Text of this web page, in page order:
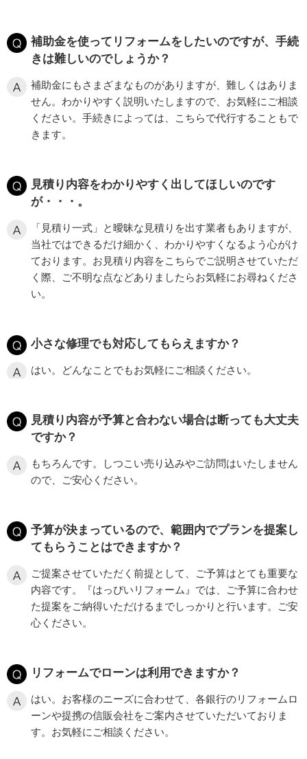
補助金を使ってリフォームをしたいのですが、手続
きは難しいのでしょうか？
補助金にもさまざまなものがありますが、難しくはありま
せん。わかりやすく説明いたしますので、お気軽にご相談
ください。手続きによっては、こちらで代行することもで
きます。
見積り内容をわかりやすく出してほしいのです
が・・・。
「見積り一式」と曖昧な見積りを出す業者もありますが、
当社ではできるだけ細かく、わかりやすくなるよう心がけ
ております。お見積り内容をこちらでご説明させていただ
く際、ご不明な点などありましたらお気軽にお尋ねくださ
い。
小さな修理でも対応してもらえますか？
はい。どんなことでもお気軽にご相談ください。
見積り内容が予算と合わない場合は断っても大丈夫
ですか？
もちろんです。しつこい売り込みやご訪問はいたしません
ので、ご安心ください。
予算が決まっているので、範囲内でプランを提案し
てもらうことはできますか？
ご提案させていただく前提として、ご予算はとても重要な
内容です。『はっぴいリフォーム』では、ご予算に合わせ
た提案をご納得いただけるまでしっかりと行います。ご安
心ください。
リフォームでローンは利用できますか？
はい。お客様のニーズに合わせて、各銀行のリフォームロ
ーンや提携の信販会社をご案内させていただいておりま
す。お気軽にご相談ください。